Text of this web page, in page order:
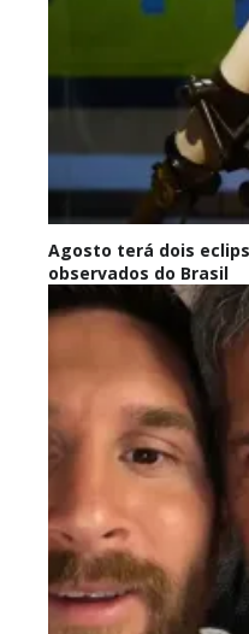
Agosto terá dois
observados do Brasil